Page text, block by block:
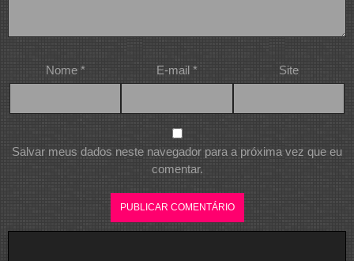
Nome * E-mail * Site
Salvar meus dados neste navegador para a próxima vez que eu
comentar.